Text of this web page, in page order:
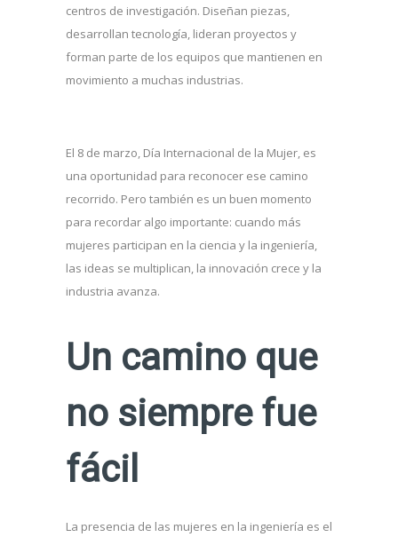
centros de investigación. Diseñan piezas,
desarrollan tecnología, lideran proyectos y
forman parte de los equipos que mantienen en
movimiento a muchas industrias.
El 8 de marzo, Día Internacional de la Mujer, es
una oportunidad para reconocer ese camino
recorrido. Pero también es un buen momento
para recordar algo importante: cuando más
mujeres participan en la ciencia y la ingeniería,
las ideas se multiplican, la innovación crece y la
industria avanza.
Un camino que
no siempre fue
fácil
La presencia de las mujeres en la ingeniería es el